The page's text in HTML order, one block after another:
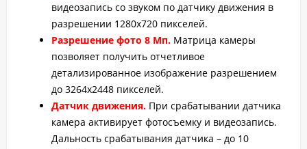
видеозапись со звуком по датчику движения в
разрешении 1280х720 пикселей.
Разрешение фото 8 Мп. Матрица камеры
позволяет получить отчетливое
детализированное изображение разрешением
до 3264x2448 пикселей.
Датчик движения. При срабатывании датчика
камера активирует фотосъемку и видеозапись.
Дальность срабатывания датчика – до 10